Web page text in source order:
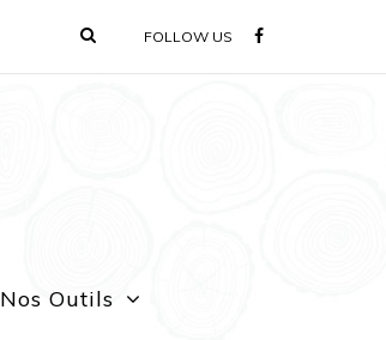
FOLLOW US
Nos Outils